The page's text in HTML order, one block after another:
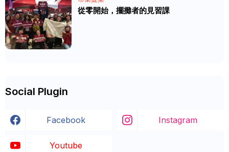
從零開始，擺攤者的見習課
Social Plugin
Facebook Instagram
Youtube